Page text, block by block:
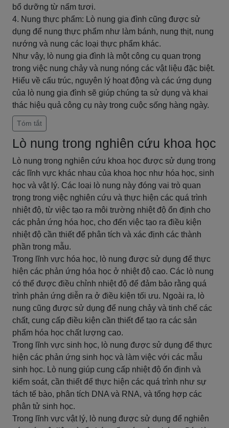
bổ dưỡng từ nấm tươi.
4. Nung thực phẩm: Lò nung gia đình cũng được sử
dụng để nung thực phẩm như làm bánh, nung thịt, nung
nướng và nung các loại thực phẩm khác.
Như vậy, lò nung gia đình là một công cụ quan trọng
trong việc nung chảy và nung nóng các vật liệu đặc biệt.
Hiểu về cấu trúc, nguyên lý hoạt động và các ứng dụng
của lò nung gia đình sẽ giúp chúng ta sử dụng và khai
thác hiệu quả công cụ này trong cuộc sống hàng ngày.
Tóm tắt
Lò nung trong nghiên cứu khoa học
Lò nung trong nghiên cứu khoa học được sử dụng trong
các lĩnh vực khác nhau của khoa học như hóa học, sinh
học và vật lý. Các loại lò nung này đóng vai trò quan
trọng trong việc nghiên cứu và thực hiện các quá trình
nhiệt độ, từ việc tạo ra môi trường nhiệt độ ổn định cho
các phản ứng hóa học, cho đến việc tạo ra điều kiện
nhiệt độ cần thiết để phân tích và xác định các thành
phần trong mẫu.
Trong lĩnh vực hóa học, lò nung được sử dụng để thực
hiện các phản ứng hóa học ở nhiệt độ cao. Các lò nung
có thể được điều chỉnh nhiệt độ để đảm bảo rằng quá
trình phản ứng diễn ra ở điều kiện tối ưu. Ngoài ra, lò
nung cũng được sử dụng để nung chảy và tinh chế các
chất, cung cấp điều kiện cần thiết để tạo ra các sản
phẩm hóa học chất lượng cao.
Trong lĩnh vực sinh học, lò nung được sử dụng để thực
hiện các phản ứng sinh học và làm việc với các mẫu
sinh học. Lò nung giúp cung cấp nhiệt độ ổn định và
kiểm soát, cần thiết để thực hiện các quá trình như sự
tách tế bào, phân tích DNA và RNA, và tổng hợp các
phân tử sinh học.
Trong lĩnh vực vật lý, lò nung được sử dụng để nghiên